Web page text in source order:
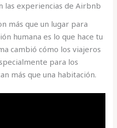
las experiencias de Airbnb
más que un lugar para
humana es lo que hace tu
cambió cómo los viajeros
para los
más que una habitación.